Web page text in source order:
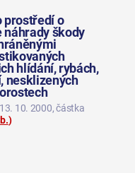
prostředí o
náhrady škody
hlídání, rybách,
nesklizených
10. 2000, částka
)